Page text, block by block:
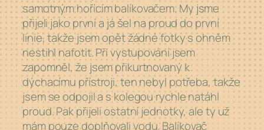
samotným hořícím balíkovačem. My jsme
přijeli jako první a já šel na proud do první
linie, takže jsem opět žádné fotky s ohněm
nestihl nafotit. Při vystupování jsem
zapomněl, že jsem přikurtnovaný k
dýchacímu přístroji, ten nebyl potřeba, takže
jsem se odpojil a s kolegou rychle natáhl
proud. Pak přijeli ostatní jednotky, ale ty už
mám pouze doplňovali vodu. Balíkovač